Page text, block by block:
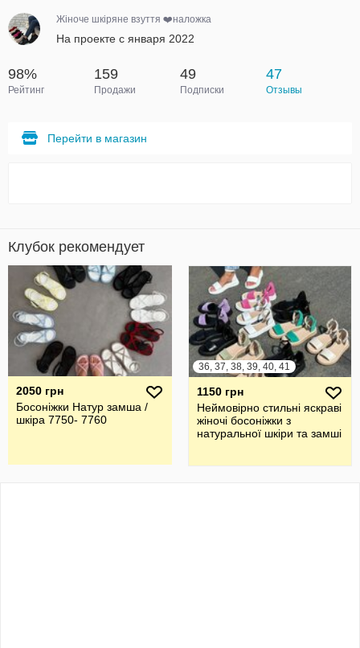
Жіноче шкіряне взуття ❤️наложка
На проекте с января 2022
98%
Рейтинг
159
Продажи
49
Подписки
47
Отзывы
Перейти в магазин
Клубок рекомендует
2050 грн
Босоніжки Натур замша /
шкіра 7750- 7760
36, 37, 38, 39, 40, 41
1150 грн
Неймовірно стильні яскраві
жіночі босоніжки з
натуральної шкіри та замші